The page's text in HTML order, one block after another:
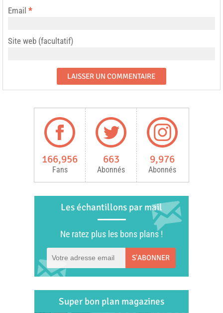
Email *
Site web (facultatif)
166,956
Fans
663
Abonnés
9,976
Abonnés
Les échantillons par mail
Ne ratez plus les bons plans !
S'ABONNER
Super bon plan magazines